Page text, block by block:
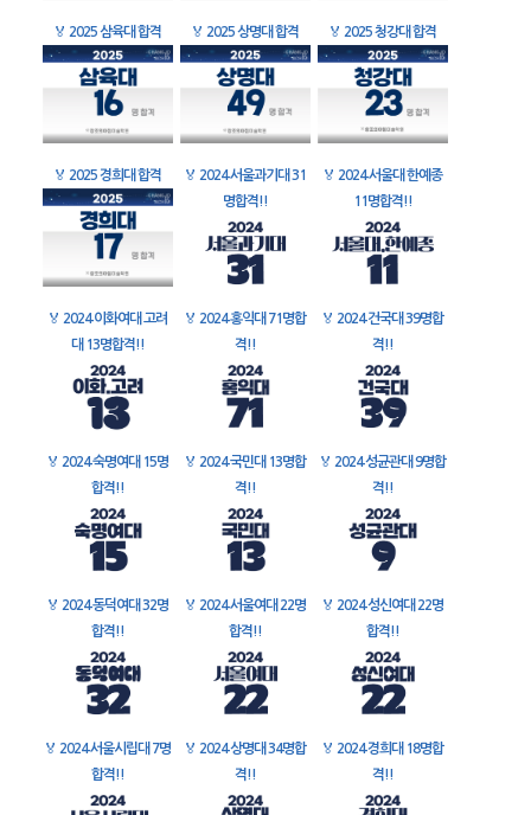
🏅 2025 삼육대 합격 🏅 2025 상명대 합격 🏅 2025 청강대 합격
🏅 2025 경희대 합격 🏅 2024 서울과기대 31
명합격!!
🏅 2024 서울대 한예종
11명합격!!
🏅 2024 이화여대 고려
대 13명합격!!
🏅 2024 홍익대 71명합
격!!
🏅 2024 건국대 39명합
격!!
🏅 2024 숙명여대 15명
합격!!
🏅 2024 국민대 13명합
격!!
🏅 2024 성균관대 9명합
격!!
🏅 2024 동덕여대 32명
합격!!
🏅 2024 서울여대 22명
합격!!
🏅 2024 성신여대 22명
합격!!
🏅 2024 서울시립대 7명
합격!!
🏅 2024 상명대 34명합
격!!
🏅 2024 경희대 18명합
격!!